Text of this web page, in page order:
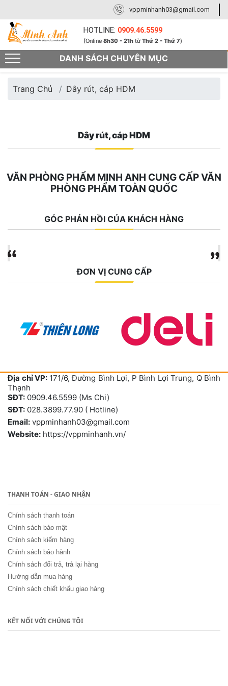
DANH SÁCH CHUYÊN MỤC
vppminhanh03@gmail.com
HOTLINE: 0909.46.5599
(Online8h30 - 21h từThứ 2 - Thứ 7)
Trang Chủ Dây rút, cáp HDM
Dây rút, cáp HDM
VĂN PHÒNG PHẨM MINH ANH CUNG CẤP VĂN
PHÒNG PHẨM TOÀN QUỐC
GÓC PHẢN HỒI CỦA KHÁCH HÀNG
ĐƠN VỊ CUNG CẤP
Địa chỉ VP: 171/6, Đường Bình Lợi, P Bình Lợi Trung, Q Bình
Thạnh
SĐT: 0909.46.5599 (Ms Chi)
SĐT: 028.3899.77.90 ( Hotline)
Email: vppminhanh03@gmail.com
Website: https://vppminhanh.vn/
THANH TOÁN - GIAO NHẬN
Chính sách thanh toán
Chính sách bảo mật
Chính sách kiểm hàng
Chính sách bảo hành
Chính sách đổi trả, trả lại hàng
Hướng dẫn mua hàng
Chính sách chiết khấu giao hàng
KẾT NỐI VỚI CHÚNG TÔI